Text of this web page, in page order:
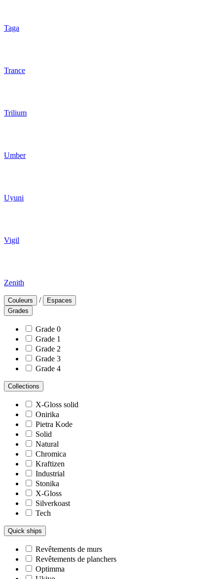
Taga
Trance
Trilium
Umber
Uyuni
Vigil
Zenith
Couleurs /
Espaces
Grades
Grade 0
Grade 1
Grade 2
Grade 3
Grade 4
Collections
X-Gloss solid
Onirika
Pietra Kode
Solid
Natural
Chromica
Kraftizen
Industrial
Stonika
X-Gloss
Silverkoast
Tech
Quick ships
Revêtements de murs
Revêtements de planchers
Optimma